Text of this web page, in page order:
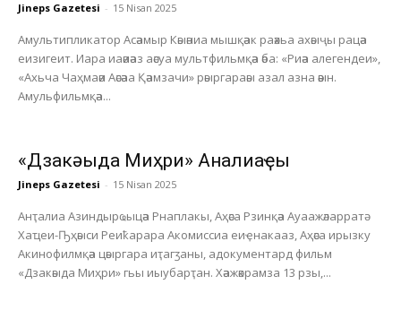
Jineps Gazetesi - 15 Nisan 2025
Амультипликатор Асәамыр Кәыәниа мышқәак раәхьа ахәыҷы рацәа
еизигеит. Иара иаәиәаз аәсуа мультфильмқәа әба: «Риәа алегендеи»,
«Ахьча Чаҳмаәи Аәсәаа Қәамзачи» рәыргараәы азал азна әәын.
Амульфильмқәа...
«Дзакәыда Миҳри» Анҭалиаҿы
Jineps Gazetesi - 15 Nisan 2025
Анҭалиа Азиндырҩыцәа Рнаплакы, Аҳәса Рзинқәа Ауаажәларратә
Хаҵеи-Ҧҳәыси Реиҟарара Акомиссиа еиҿнакааз, Аҳәса ирызку
Акинофилмқәа цәыргара иҭагӡаны, адокументард фильм
«Дзакәыда Миҳри» гьы иыубарҭан. Хәажәкрамза 13 рзы,...